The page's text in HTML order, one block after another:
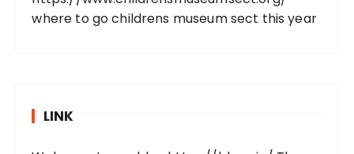
where to go childrens museum sect this year
LINK